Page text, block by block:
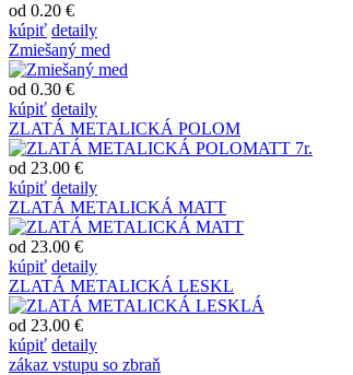
od 0.20 €
kúpiť detaily
Zmiešaný med
od 0.30 €
kúpiť detaily
ZLATÁ METALICKÁ POLOM
od 23.00 €
kúpiť detaily
ZLATÁ METALICKÁ MATT
od 23.00 €
kúpiť detaily
ZLATÁ METALICKÁ LESKL
od 23.00 €
kúpiť detaily
zákaz vstupu so zbraň